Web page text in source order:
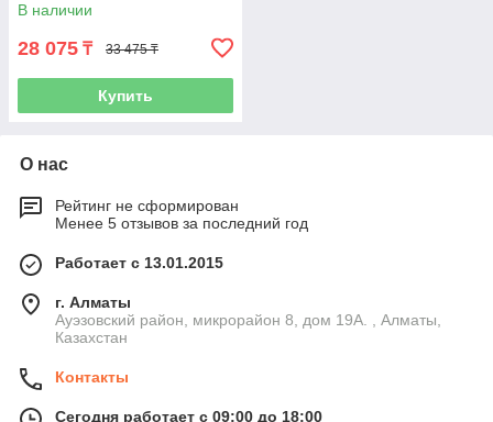
В наличии
28 075 ₸ 33 475 ₸
Купить
О нас
Рейтинг не сформирован
Менее 5 отзывов за последний год
Работает с 13.01.2015
г. Алматы
Ауэзовский район, микрорайон 8, дом 19А. , Алматы,
Казахстан
Контакты
Сегодня работает с 09:00 до 18:00